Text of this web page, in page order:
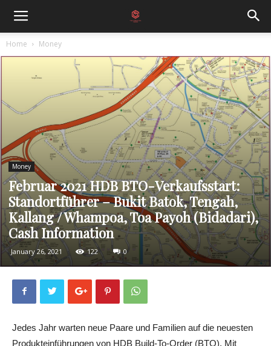
Home Money
Money
Februar 2021 HDB BTO-Verkaufsstart:
Standortführer – Bukit Batok, Tengah,
Kallang / Whampoa, Toa Payoh (Bidadari),
Cash Information
January 26, 2021 122 0
Jedes Jahr warten neue Paare und Familien auf die neuesten
Produkteinführungen von HDB Build-To-Order (BTO). Mit